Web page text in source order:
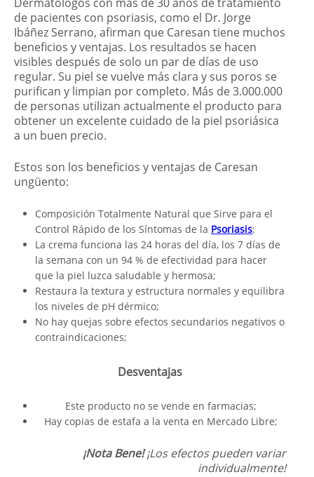
de pacientes con psoriasis, como el Dr. Jorge
Ibáñez Serrano, afirman que Caresan tiene muchos
beneficios y ventajas. Los resultados se hacen
visibles después de solo un par de días de uso
regular. Su piel se vuelve más clara y sus poros se
purifican y limpian por completo. Más de 3.000.000
de personas utilizan actualmente el producto para
obtener un excelente cuidado de la piel psoriásica
a un buen precio.
Estos son los beneficios y ventajas de Caresan
ungüento:
Composición Totalmente Natural que Sirve para el
Control Rápido de los Síntomas de la Psoriasis;
La crema funciona las 24 horas del día, los 7 días de
la semana con un 94 % de efectividad para hacer
que la piel luzca saludable y hermosa;
Restaura la textura y estructura normales y equilibra
los niveles de pH dérmico;
No hay quejas sobre efectos secundarios negativos o
contraindicaciones;
Desventajas
Este producto no se vende en farmacias;
Hay copias de estafa a la venta en Mercado Libre;
¡Nota Bene!¡Los efectos pueden variar
individualmente!